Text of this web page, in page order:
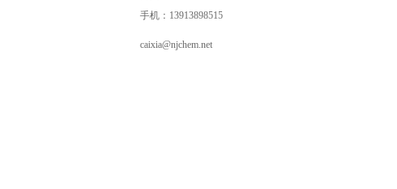
手机：13913898515
caixia@njchem.net